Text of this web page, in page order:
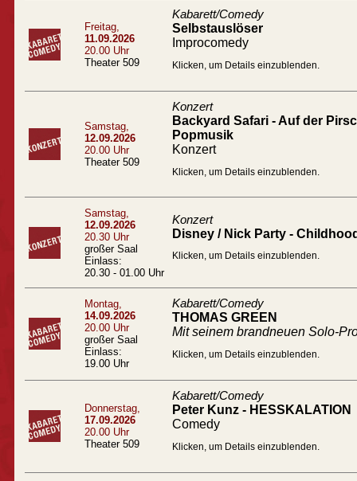
Freitag,
11.09.2026
20.00 Uhr
Theater 509
Kabarett/Comedy
Selbstauslöser
Improcomedy
Klicken, um Details einzublenden.
Samstag,
12.09.2026
20.00 Uhr
Theater 509
Konzert
Backyard Safari - Auf der
Popmusik
Konzert
Klicken, um Details einzublenden.
Samstag,
12.09.2026
20.30 Uhr
großer Saal
Einlass:
20.30 - 01.00 Uhr
Konzert
Disney / Nick Party -
Klicken, um Details einzublenden.
Montag,
14.09.2026
20.00 Uhr
großer Saal
Einlass:
19.00 Uhr
Kabarett/Comedy
THOMAS GREEN
Mit seinem brandneuen Solo-
Klicken, um Details einzublenden.
Donnerstag,
17.09.2026
20.00 Uhr
Theater 509
Kabarett/Comedy
Peter Kunz - HESSKALATION
Comedy
Klicken, um Details einzublenden.